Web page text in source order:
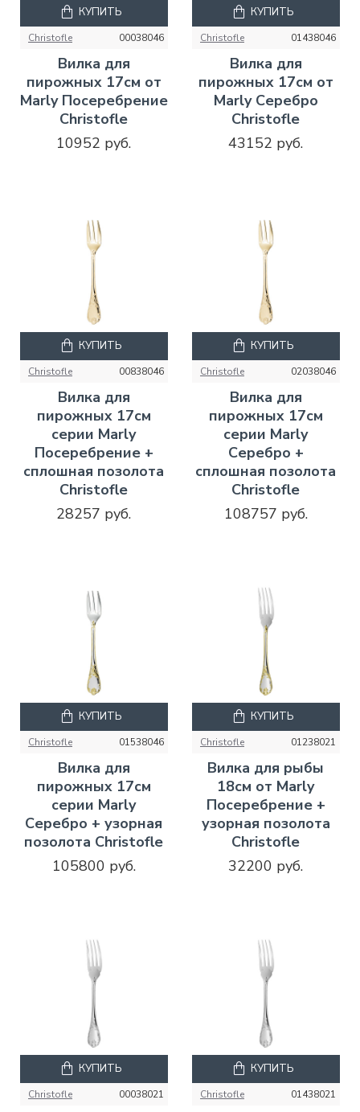
Christofle 00038046
Вилка для
пирожных 17см от
Marly Посеребрение
Christofle
10952 руб.
КУПИТЬ
Christofle 01438046
Вилка для
пирожных 17см от
Marly Серебро
Christofle
43152 руб.
КУПИТЬ
Christofle 00838046
Вилка для
пирожных 17см
серии Marly
Посеребрение +
сплошная позолота
Christofle
28257 руб.
КУПИТЬ
Christofle 02038046
Вилка для
пирожных 17см
серии Marly
Серебро +
сплошная позолота
Christofle
108757 руб.
КУПИТЬ
Christofle 01538046
Вилка для
пирожных 17см
серии Marly
Серебро + узорная
позолота Christofle
105800 руб.
КУПИТЬ
Christofle 01238021
Вилка для рыбы
18см от Marly
Посеребрение +
узорная позолота
Christofle
32200 руб.
КУПИТЬ
Christofle 00038021
КУПИТЬ
Christofle 01438021
КУПИТЬ